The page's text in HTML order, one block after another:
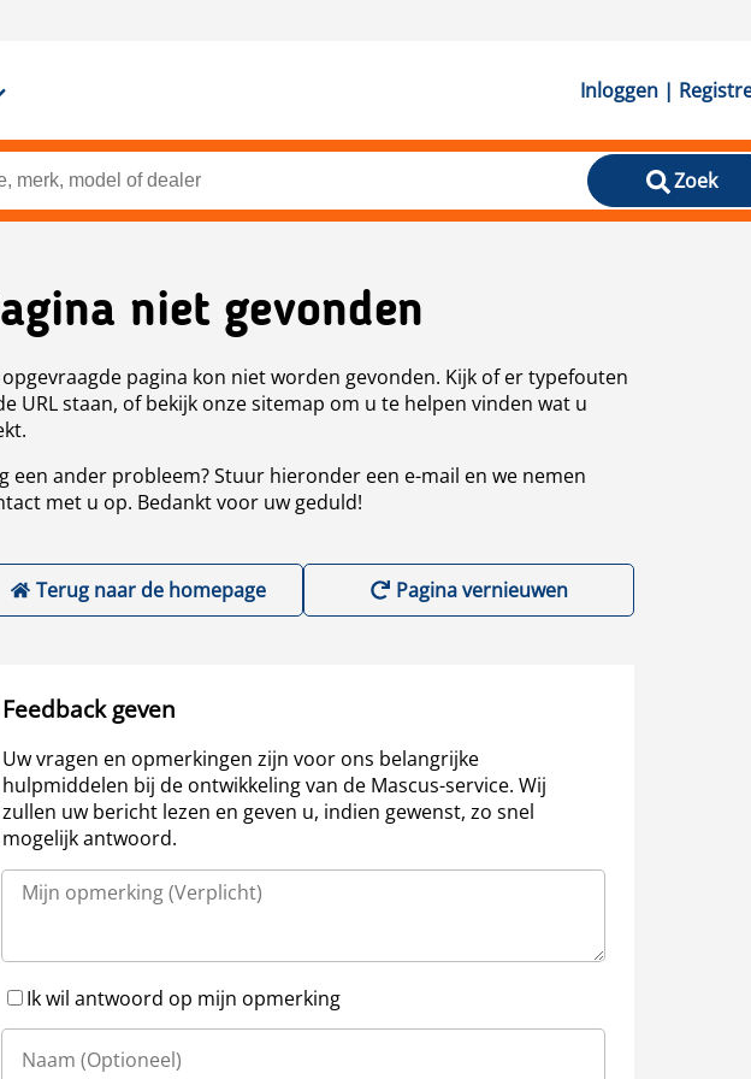
Inloggen |
Zoek
niet gevonden
opgevraagde pagina kon niet worden gevonden. Kijk of er typefouten
URL staan, of bekijk onze sitemap om u te helpen vinden wat u
een ander probleem? Stuur hieronder een e-mail en we nemen
met u op. Bedankt voor uw geduld!
Terug naar de homepage Pagina vernieuwen
Feedback geven
Uw vragen en opmerkingen zijn voor ons belangrijke
hulpmiddelen bij de ontwikkeling van de Mascus-service. Wij
zullen uw bericht lezen en geven u, indien gewenst, zo snel
mogelijk antwoord.
Ik wil antwoord op mijn opmerking